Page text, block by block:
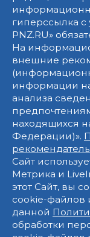
гиперссылка с
PNZ.RU»
На
внешние
информации
анализа
находящихся
Федерации)».
Сайт
Метрика и
этот Сайт, вы
cookie-файлов
данной
обработки